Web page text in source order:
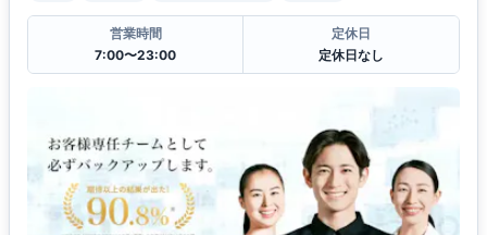
営業時間
7:00〜23:00
定休日
定休日なし